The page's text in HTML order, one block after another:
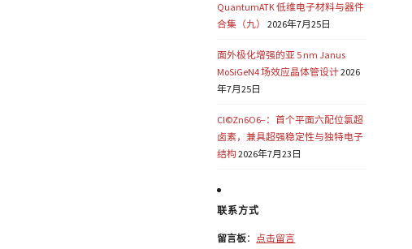
QuantumATK 低维电子材料与器件
合集（九）
2026年7月25日
面外极化增强的亚 5 nm Janus
MoSiGeN4 场效应晶体管设计2026
年7月25日
Cl©Zn6O6−：首个平面六配位氯超
卤素，兼具超强稳定性与独特电子
结构2026年7月23日
联系方式
留言板： 点击留言